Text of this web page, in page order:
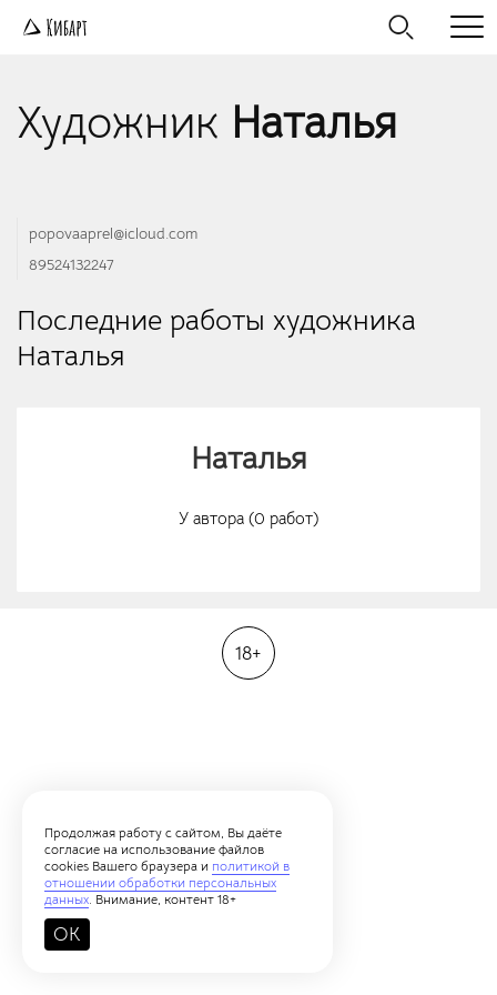
Художник Наталья
popovaaprel@icloud.com
89524132247
Последние работы художника
Наталья
Наталья
У автора (0 работ)
18+
Продолжая работу с сайтом, Вы даёте
согласие на использование файлов
cookies Вашего браузера и политикой в
отношении обработки персональных
данных. Внимание, контент 18+
OK